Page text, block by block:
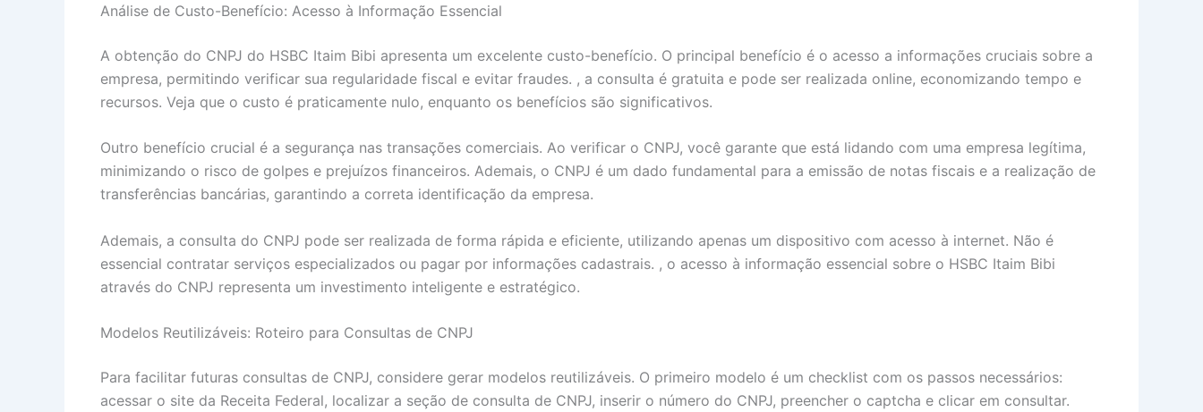
Análise de Custo-Benefício: Acesso à Informação Essencial
A obtenção do CNPJ do HSBC Itaim Bibi apresenta um excelente custo-benefício. O principal benefício é o acesso a informações cruciais sobre a
empresa, permitindo verificar sua regularidade fiscal e evitar fraudes. , a consulta é gratuita e pode ser realizada online, economizando tempo e
recursos. Veja que o custo é praticamente nulo, enquanto os benefícios são significativos.
Outro benefício crucial é a segurança nas transações comerciais. Ao verificar o CNPJ, você garante que está lidando com uma empresa legítima,
minimizando o risco de golpes e prejuízos financeiros. Ademais, o CNPJ é um dado fundamental para a emissão de notas fiscais e a realização de
transferências bancárias, garantindo a correta identificação da empresa.
Ademais, a consulta do CNPJ pode ser realizada de forma rápida e eficiente, utilizando apenas um dispositivo com acesso à internet. Não é
essencial contratar serviços especializados ou pagar por informações cadastrais. , o acesso à informação essencial sobre o HSBC Itaim Bibi
através do CNPJ representa um investimento inteligente e estratégico.
Modelos Reutilizáveis: Roteiro para Consultas de CNPJ
Para facilitar futuras consultas de CNPJ, considere gerar modelos reutilizáveis. O primeiro modelo é um checklist com os passos necessários:
acessar o site da Receita Federal, localizar a seção de consulta de CNPJ, inserir o número do CNPJ, preencher o captcha e clicar em consultar.